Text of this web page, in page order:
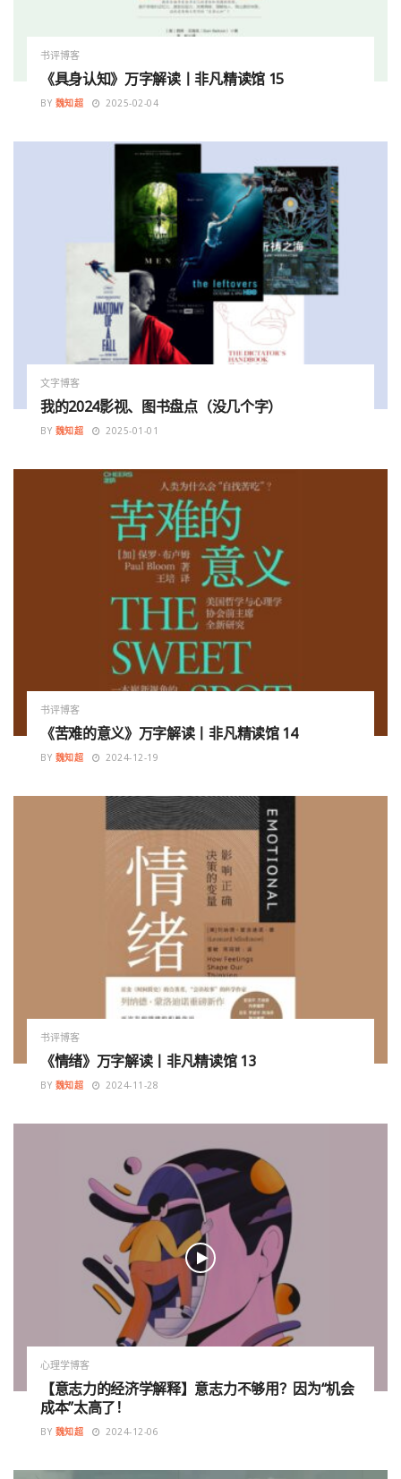
书评博客
《具身认知》万字解读丨非凡精读馆 15
BY 魏知超 2025-02-04
文字博客
我的2024影视、图书盘点（没几个字）
BY 魏知超 2025-01-01
书评博客
《苦难的意义》万字解读丨非凡精读馆 14
BY 魏知超 2024-12-19
书评博客
《情绪》万字解读丨非凡精读馆 13
BY 魏知超 2024-11-28
心理学博客
【意志力的经济学解释】意志力不够用？因为“机会
成本”太高了！
BY 魏知超 2024-12-06